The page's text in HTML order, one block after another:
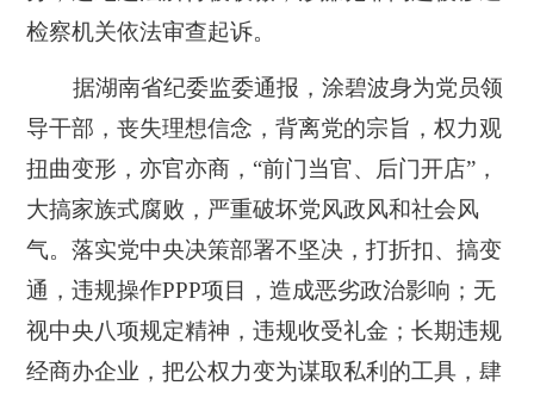
检察机关依法审查起诉。
据湖南省纪委监委通报，涂碧波身为党员领
导干部，丧失理想信念，背离党的宗旨，权力观
扭曲变形，亦官亦商，“前门当官、后门开店”，
大搞家族式腐败，严重破坏党风政风和社会风
气。落实党中央决策部署不坚决，打折扣、搞变
通，违规操作PPP项目，造成恶劣政治影响；无
视中央八项规定精神，违规收受礼金；长期违规
经商办企业，把公权力变为谋取私利的工具，肆